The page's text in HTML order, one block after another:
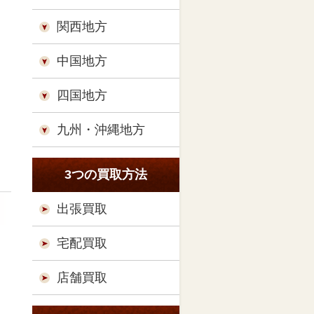
関西地方
中国地方
四国地方
九州・沖縄地方
3つの買取方法
出張買取
宅配買取
店舗買取